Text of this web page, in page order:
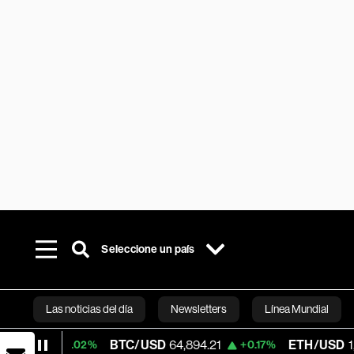
Seleccione un país
Las noticias del día Newsletters Línea Mundial
Bloomberg
BTC/USD 64,894.21 +0.17% ETH/USD 1,912.87